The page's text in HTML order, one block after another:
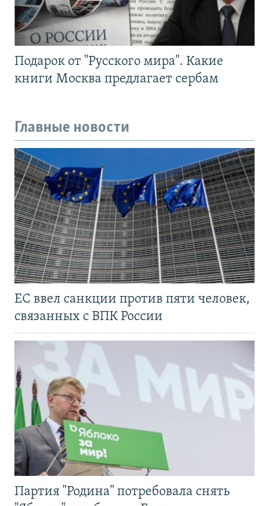
Подарок от "Русского мира". Какие
книги Москва предлагает сербам
Главные новости
ЕС ввел санкции против пяти человек,
связанных с ВПК России
Партия "Родина" потребовала снять